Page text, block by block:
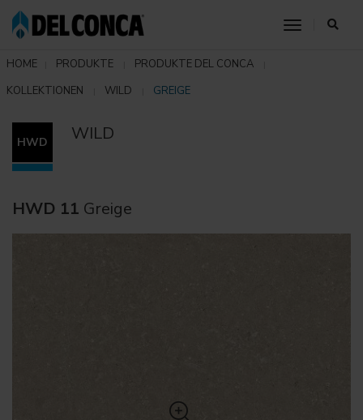
toggle
HOME PRODUKTE
PRODUKTE DEL CONCA
KOLLEKTIONEN
WILD GREIGE
HWD WILD
HWD 11 Greige